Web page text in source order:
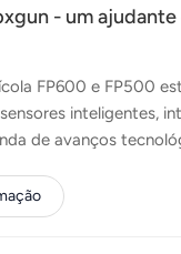
- um
FP600 e FP500
inteligentes,
de avanços
produção e os
os aspectos da